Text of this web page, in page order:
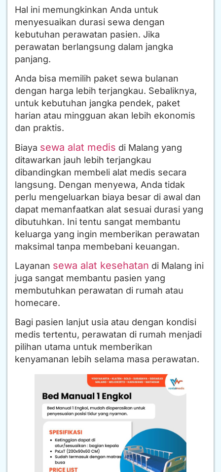
Hal ini memungkinkan Anda untuk
menyesuaikan durasi sewa dengan
kebutuhan perawatan pasien. Jika
perawatan berlangsung dalam jangka
panjang.
Anda bisa memilih paket sewa bulanan
dengan harga lebih terjangkau. Sebaliknya,
untuk kebutuhan jangka pendek, paket
harian atau mingguan akan lebih ekonomis
dan praktis.
Biaya sewa alat medis di Malang yang
ditawarkan jauh lebih terjangkau
dibandingkan membeli alat medis secara
langsung. Dengan menyewa, Anda tidak
perlu mengeluarkan biaya besar di awal dan
dapat memanfaatkan alat sesuai durasi yang
dibutuhkan. Ini tentu sangat membantu
keluarga yang ingin memberikan perawatan
maksimal tanpa membebani keuangan.
Layanan sewa alat kesehatan di Malang ini
juga sangat membantu pasien yang
membutuhkan perawatan di rumah atau
homecare.
Bagi pasien lanjut usia atau dengan kondisi
medis tertentu, perawatan di rumah menjadi
pilihan utama untuk memberikan
kenyamanan lebih selama masa perawatan.